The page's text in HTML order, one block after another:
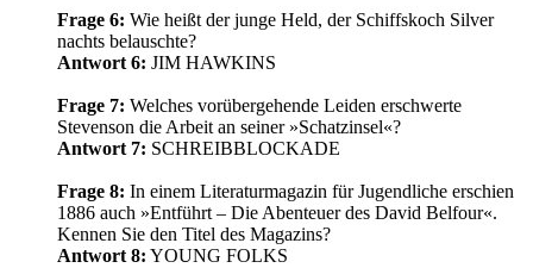
Frage 6: Wie heißt der junge Held, der Schiffskoch Silver
nachts belauschte?
Antwort 6: JIM HAWKINS
Frage 7: Welches vorübergehende Leiden erschwerte
Stevenson die Arbeit an seiner »Schatzinsel«?
Antwort 7: SCHREIBBLOCKADE
Frage 8: In einem Literaturmagazin für Jugendliche erschien
1886 auch »Entführt – Die Abenteuer des David Belfour«.
Kennen Sie den Titel des Magazins?
Antwort 8: YOUNG FOLKS